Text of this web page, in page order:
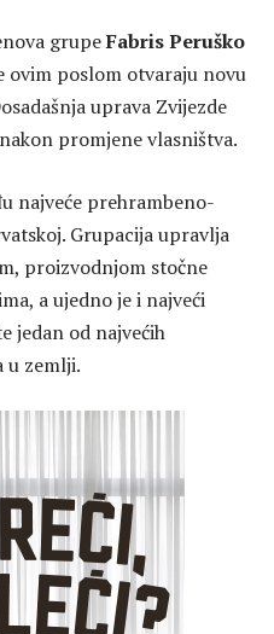
grupeFabris Peruško
ovim poslom otvaraju novu
uprava Zvijezde
promjene vlasništva.
najveće prehrambeno-
Grupacija upravlja
proizvodnjom stočne
a ujedno je i najveći
jedan od najvećih
u zemlji.